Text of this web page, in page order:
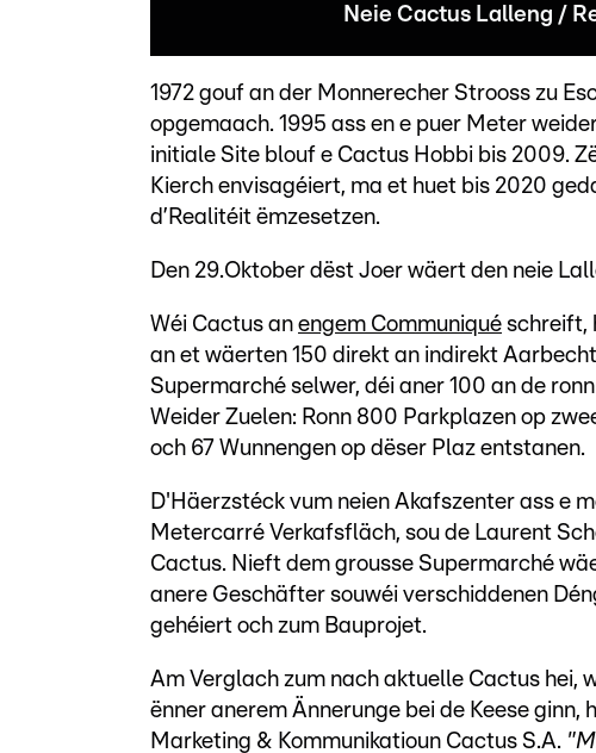
Neie Cactus Lalleng /
1972 gouf an der Monnerecher Strooss zu
opgemaach. 1995 ass en e puer Meter
initiale Site blouf e Cactus Hobbi bis 2009.
Kierch envisagéiert, ma et huet bis 2020
d’Realitéit ëmzesetzen.
Den 29.Oktober dëst Joer wäert den neie
Wéi Cactus an engem Communiqué schreift,
an et wäerten 150 direkt an indirekt
Supermarché selwer, déi aner 100 an de
Weider Zuelen: Ronn 800 Parkplazen op
och 67 Wunnengen op dëser Plaz entstanen.
D'Häerzstéck vum neien Akafszenter ass e
Metercarré Verkafsfläch, sou de Laurent
Cactus. Nieft dem grousse Supermarché
anere Geschäfter souwéi verschiddenen
gehéiert och zum Bauprojet.
Am Verglach zum nach aktuelle Cactus hei,
ënner anerem Ännerunge bei de Keese
Marketing & Kommunikatioun Cactus S.A.